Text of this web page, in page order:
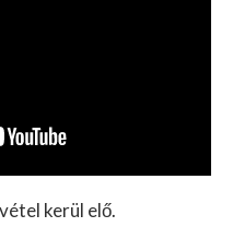
kerül elő.